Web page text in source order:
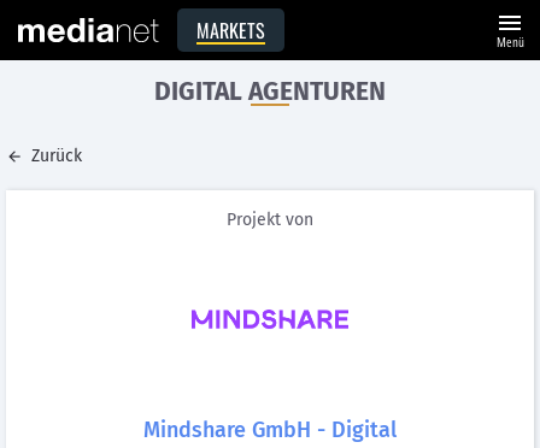
MARKETS menu
Menü
DIGITAL AGENTUREN
Zurück
Projekt von
Mindshare GmbH - Digital